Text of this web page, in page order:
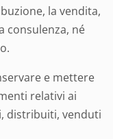
la vendita,
consulenza, né
e mettere
relativi ai
distribuiti, venduti